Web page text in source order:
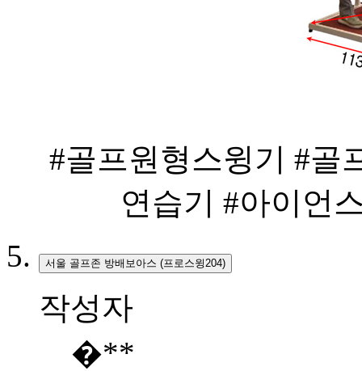
#골프원형스윙기 #골
연습기 #아이언
서울 골프존 방배보아스 (프로스윙204)
작성자
�**